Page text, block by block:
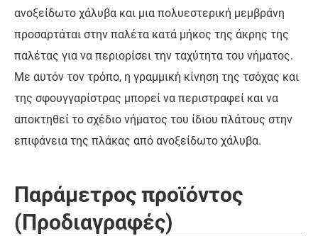
ανοξείδωτο χάλυβα και μια πολυεστερική μεμβράνη
προσαρτάται στην παλέτα κατά μήκος της άκρης της
παλέτας για να περιορίσει την ταχύτητα του νήματος.
Με αυτόν τον τρόπο, η γραμμική κίνηση της τσόχας και
της σφουγγαρίστρας μπορεί να περιστραφεί και να
αποκτηθεί το σχέδιο νήματος του ίδιου πλάτους στην
επιφάνεια της πλάκας από ανοξείδωτο χάλυβα.
Παράμετρος προϊόντος
(Προδιαγραφές)